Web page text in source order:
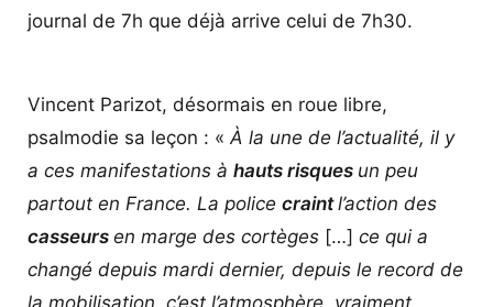
journal de 7h que déjà arrive celui de 7h30.
Vincent Parizot, désormais en roue libre,
psalmodie sa leçon : « À la une de l’actualité, il y
a ces manifestations à hauts risques un peu
partout en France. La police craint l’action des
casseurs en marge des cortèges […] ce qui a
changé depuis mardi dernier, depuis le record de
la mobilisation, c’est l’atmosphère, vraiment